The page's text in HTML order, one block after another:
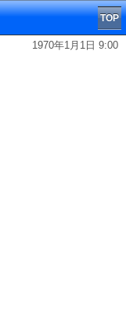
TOP
1970年1月1日 9:00